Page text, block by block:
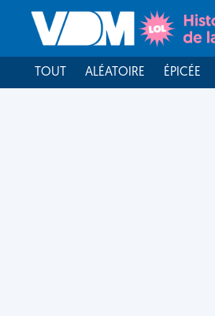
TOUT ALÉATOIRE ÉPICÉE